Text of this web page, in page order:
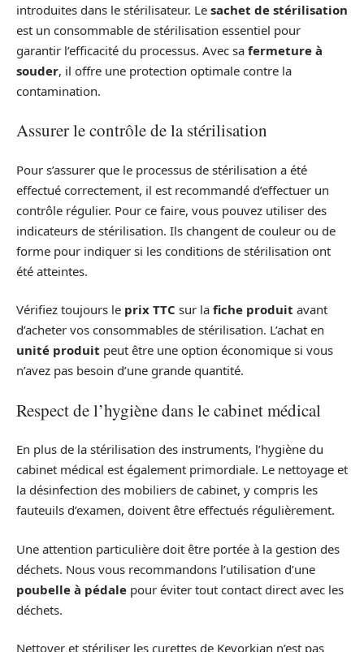
introduites dans le stérilisateur. Le sachet de stérilisation
est un consommable de stérilisation essentiel pour
garantir l’efficacité du processus. Avec sa fermeture à
souder, il offre une protection optimale contre la
contamination.
Assurer le contrôle de la stérilisation
Pour s’assurer que le processus de stérilisation a été
effectué correctement, il est recommandé d’effectuer un
contrôle régulier. Pour ce faire, vous pouvez utiliser des
indicateurs de stérilisation. Ils changent de couleur ou de
forme pour indiquer si les conditions de stérilisation ont
été atteintes.
Vérifiez toujours le prix TTC sur la fiche produit avant
d’acheter vos consommables de stérilisation. L’achat en
unité produit peut être une option économique si vous
n’avez pas besoin d’une grande quantité.
Respect de l’hygiène dans le cabinet médical
En plus de la stérilisation des instruments, l’hygiène du
cabinet médical est également primordiale. Le nettoyage et
la désinfection des mobiliers de cabinet, y compris les
fauteuils d’examen, doivent être effectués régulièrement.
Une attention particulière doit être portée à la gestion des
déchets. Nous vous recommandons l’utilisation d’une
poubelle à pédale pour éviter tout contact direct avec les
déchets.
Nettoyer et stériliser les curettes de Kevorkian n’est pas